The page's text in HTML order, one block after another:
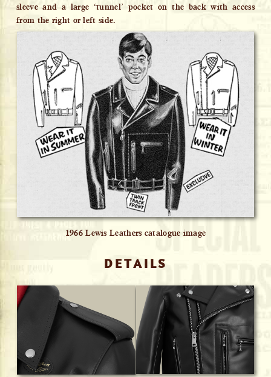
sleeve and a large ‘tunnel’ pocket on the back with access
from the right or left side.
1966 Lewis Leathers catalogue image
DETAILS